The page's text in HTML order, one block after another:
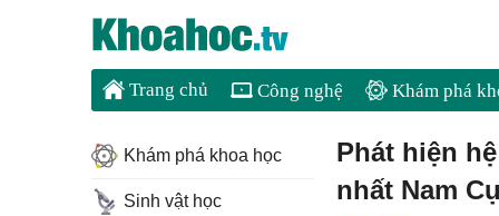
Trang chủ Công nghệ Khám phá
Phát hiện
nhất Nam
Khám phá khoa học
Sinh vật học